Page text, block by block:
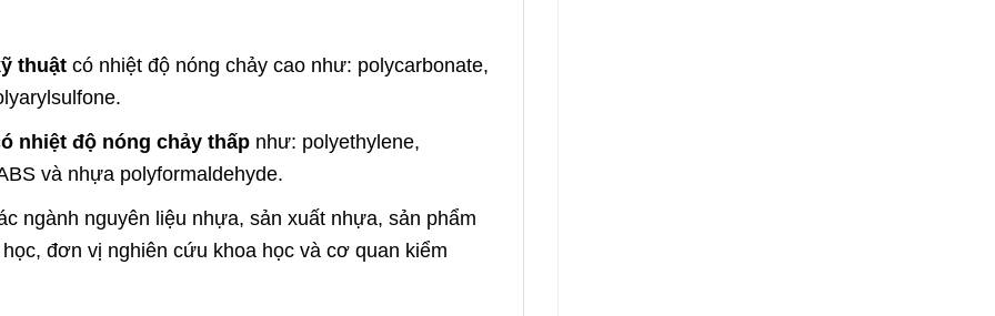
thuậtcó nhiệt độ nóng chảy cao như: polycarbonate,
nhiệt độ nóng chảy thấpnhư: polyethylene,
và nhựa polyformaldehyde.
ngành nguyên liệu nhựa, sản xuất nhựa, sản phẩm
đơn vị nghiên cứu khoa học và cơ quan kiểm